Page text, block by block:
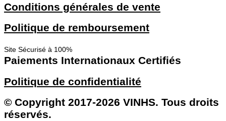
Conditions générales de vente
Politique de remboursement
Site Sécurisé à 100%
Paiements Internationaux Certifiés
Politique de confidentialité
© Copyright 2017-2026 VINHS. Tous droits
réservés.